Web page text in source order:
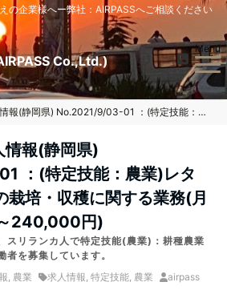
の企業様へー弊社：AIRPASSへご相談ください
Co.,Ltd.)
Menu
■募集終了■求人情報(静岡県) No.2021/9/03-01 ：(特定技能：農業)レタス・キャベツ等の栽培・収穫に関する業務(月給 190,000円～240,000円)
報(静岡県)
：(特定技能：農業)レタ
栽培・収穫に関する業務(月
240,000円)
スリランカ人で特定技能(農業)：耕種農業
を募集しています。
, 農業 求人情報, 特定技能, 農業 airpass